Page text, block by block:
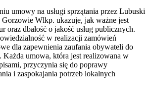
umowy na usługi sprzątania przez Lubuski
Wlkp. ukazuje, jak ważne jest
oraz dbałość o jakość usług publicznych.
w realizacji zamówień
dla zapewnienia zaufania obywateli do
umowa, która jest realizowana w
przyczynia się do poprawy
i zaspokajania potrzeb lokalnych